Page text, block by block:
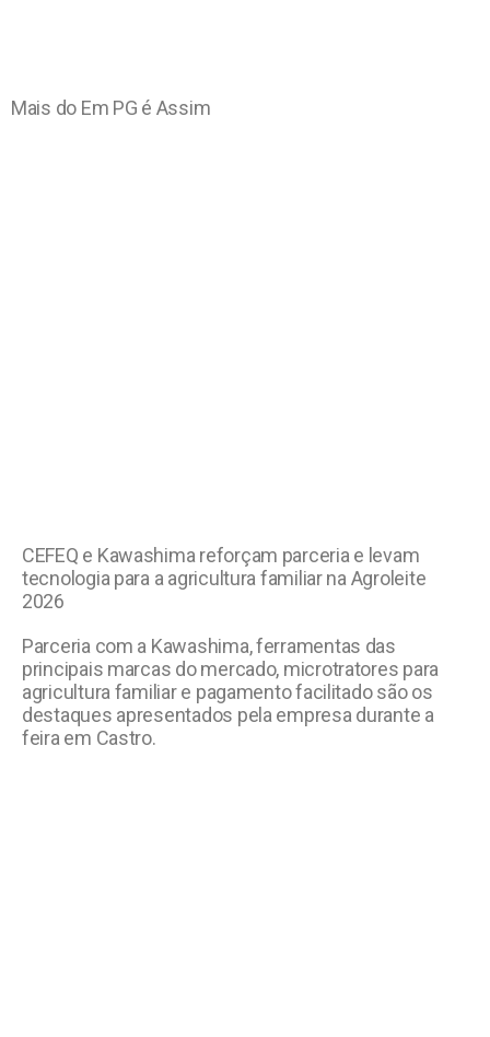
Mais do Em PG é Assim
CEFEQ e Kawashima reforçam parceria e levam
tecnologia para a agricultura familiar na Agroleite
2026
Parceria com a Kawashima, ferramentas das
principais marcas do mercado, microtratores para
agricultura familiar e pagamento facilitado são os
destaques apresentados pela empresa durante a
feira em Castro.